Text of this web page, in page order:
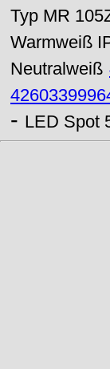
Typ MR
Warmweiß
Neutralweiß
- LED Spot